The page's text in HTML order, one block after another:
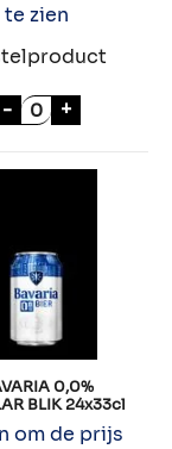
aantal
te zien
- BAVARIA IPA
+
0,0%
BLIK 24x33cl
om de prijs